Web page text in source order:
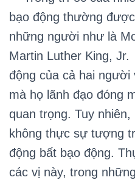
bạo động thường
những người như là
Martin Luther King,
động của cả hai
mà họ lãnh đạo đóng
quan trọng. Tuy
không thực sự tượng
động bất bạo động.
các vị này, trong